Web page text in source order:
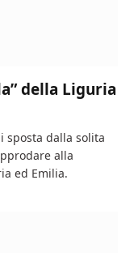
della Liguria
sposta dalla solita
alla
ed Emilia.